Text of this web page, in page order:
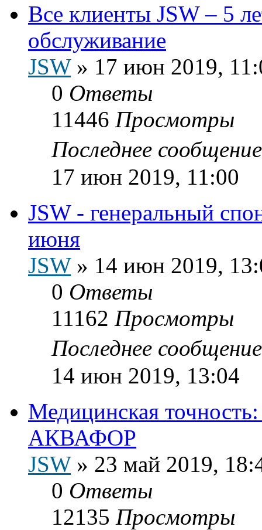
Все клиенты JSW – 5
обслуживание
JSW» 17 июн 2019,
0 Ответы
11446 Просмотры
Последнее
17 июн 2019, 11:00
JSW - генеральный
июня
JSW» 14 июн 2019,
0 Ответы
11162 Просмотры
Последнее
14 июн 2019, 13:04
Медицинская
АКВАФОР
JSW» 23 май 2019,
0 Ответы
12135 Просмотры